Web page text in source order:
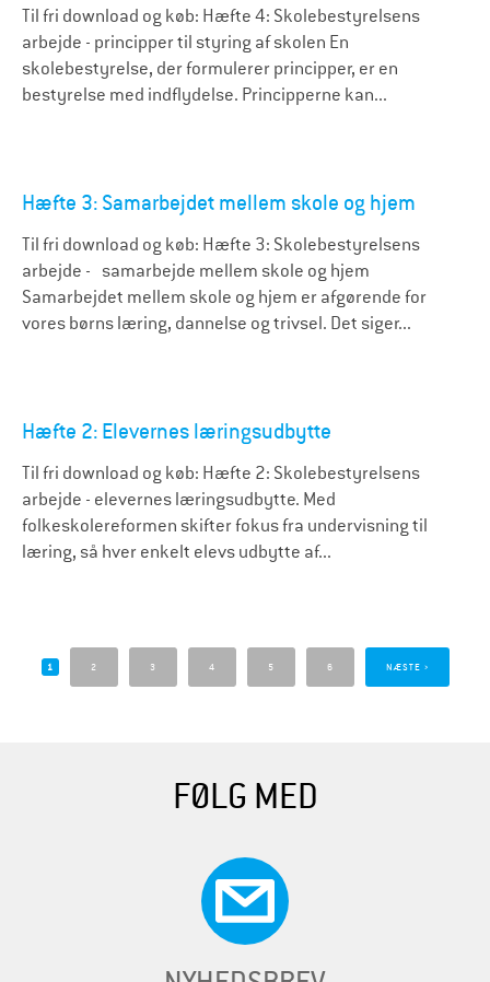
Til fri download og køb: Hæfte 4: Skolebestyrelsens
arbejde - principper til styring af skolen En
skolebestyrelse, der formulerer principper, er en
bestyrelse med indflydelse. Principperne kan...
Hæfte 3: Samarbejdet mellem skole og hjem
Til fri download og køb: Hæfte 3: Skolebestyrelsens
arbejde - samarbejde mellem skole og hjem
Samarbejdet mellem skole og hjem er afgørende for
vores børns læring, dannelse og trivsel. Det siger...
Hæfte 2: Elevernes læringsudbytte
Til fri download og køb: Hæfte 2: Skolebestyrelsens
arbejde - elevernes læringsudbytte. Med
folkeskolereformen skifter fokus fra undervisning til
læring, så hver enkelt elevs udbytte af...
1 2 3 4 5 6 NÆSTE ›
FØLG MED